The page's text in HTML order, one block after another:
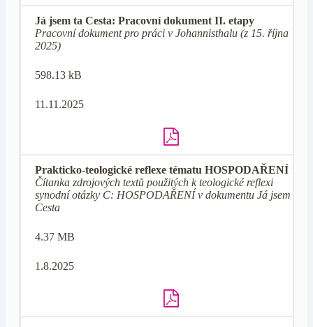
Já jsem ta Cesta: Pracovní dokument II. etapy
Pracovní dokument pro práci v Johannisthalu (z 15. října
2025)
598.13 kB
11.11.2025
Prakticko-teologické reflexe tématu HOSPODAŘENÍ
Čítanka zdrojových textů použitých k teologické reflexi
synodní otázky C: HOSPODAŘENÍ v dokumentu Já jsem ta
Cesta
4.37 MB
1.8.2025